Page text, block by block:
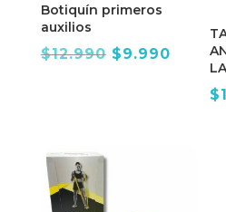
Botiquín primeros
auxilios
$12.990 El
$9.990El
precio
actual
$